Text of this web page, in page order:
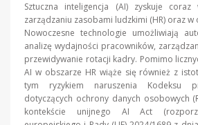
Sztuczna inteligencja (AI) zyskuje coraz
zarządzaniu zasobami ludzkimi (HR) oraz
Nowoczesne technologie umożliwiają
analizę wydajności pracowników,
przewidywanie rotacji kadry. Pomimo
AI w obszarze HR wiąże się również z
tym ryzykiem naruszenia Kodeksu
dotyczących ochrony danych osobowych
kontekście unijnego AI Act